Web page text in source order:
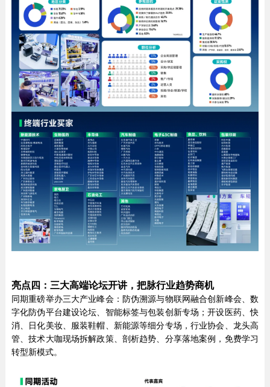
亮点四：三大高端论坛开讲，把脉行业趋势商机
同期重磅举办三大产业峰会：防伪溯源与物联网融合创新峰会、数
字化防伪平台建设论坛、智能标签与包装创新专场；开设医药、快
消、日化美妆、服装鞋帽、新能源等细分专场，行业协会、龙头高
管、技术大咖现场拆解政策、剖析趋势、分享落地案例，免费学习
转型新模式。